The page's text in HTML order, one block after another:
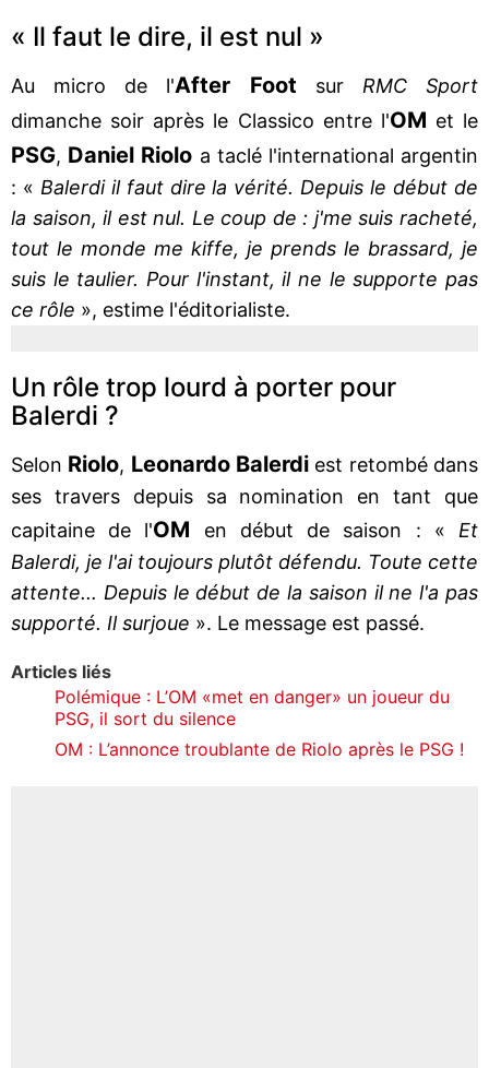
« Il faut le dire, il est nul »
Au micro de l'After Foot sur RMC Sport
dimanche soir après le Classico entre l'OM et le
PSG, Daniel Riolo a taclé l'international argentin
: « Balerdi il faut dire la vérité. Depuis le début de
la saison, il est nul. Le coup de : j'me suis racheté,
tout le monde me kiffe, je prends le brassard, je
suis le taulier. Pour l'instant, il ne le supporte pas
ce rôle », estime l'éditorialiste.
Un rôle trop lourd à porter pour
Balerdi ?
Selon Riolo, Leonardo Balerdi est retombé dans
ses travers depuis sa nomination en tant que
capitaine de l'OM en début de saison : « Et
Balerdi, je l'ai toujours plutôt défendu. Toute cette
attente... Depuis le début de la saison il ne l'a pas
supporté. Il surjoue ». Le message est passé.
Articles liés
Polémique : L’OM «met en danger» un joueur du
PSG, il sort du silence
OM : L’annonce troublante de Riolo après le PSG !